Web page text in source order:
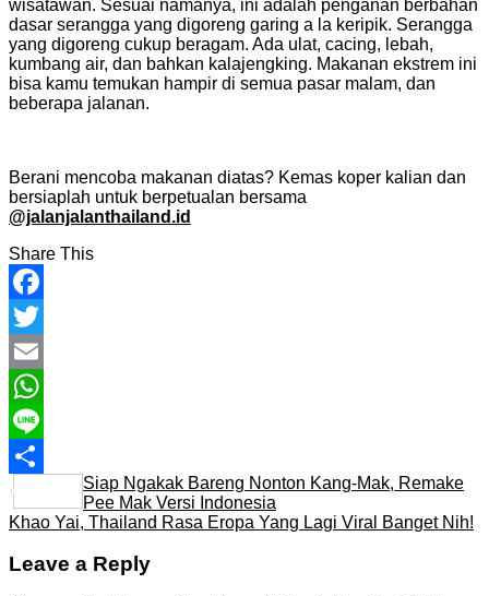
wisatawan. Sesuai namanya, ini adalah penganan berbahan
dasar serangga yang digoreng garing a la keripik. Serangga
yang digoreng cukup beragam. Ada ulat, cacing, lebah,
kumbang air, dan bahkan kalajengking. Makanan ekstrem ini
bisa kamu temukan hampir di semua pasar malam, dan
beberapa jalanan.
Berani mencoba makanan diatas? Kemas koper kalian dan
bersiaplah untuk berpetualan bersama
@jalanjalanthailand.id
Share This
Facebook
Twitter
Email
WhatsApp
Line
Share
Siap Ngakak Bareng Nonton Kang-Mak, Remake
Pee Mak Versi Indonesia
Khao Yai, Thailand Rasa Eropa Yang Lagi Viral Banget Nih!
Leave a Reply